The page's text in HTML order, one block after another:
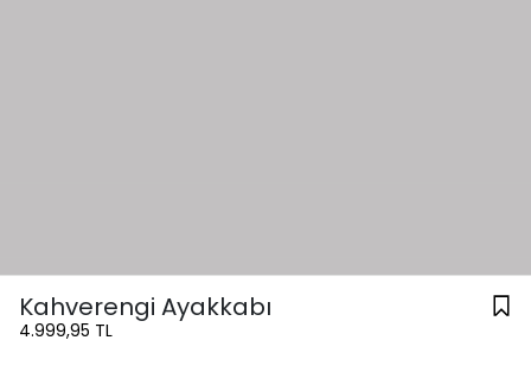
Kahverengi Ayakkabı
4.999,95 TL